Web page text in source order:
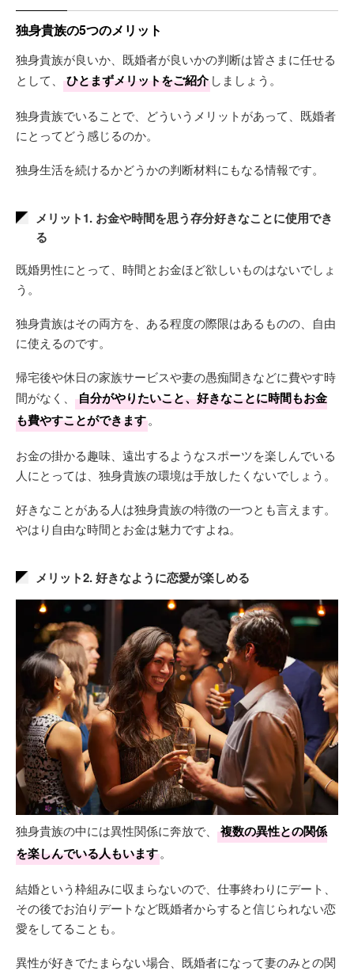
独身貴族の5つのメリット
独身貴族が良いか、既婚者が良いかの判断は皆さまに任せる
として、
ひとまずメリットをご紹介 しましょう。
独身貴族でいることで、どういうメリットがあって、既婚者
にとってどう感じるのか。
独身生活を続けるかどうかの判断材料にもなる情報です。
メリット1. お金や時間を思う存分好きなことに使用でき
る
既婚男性にとって、時間とお金ほど欲しいものはないでしょ
う。
独身貴族はその両方を、ある程度の際限はあるものの、自由
に使えるのです。
帰宅後や休日の家族サービスや妻の愚痴聞きなどに費やす時
間がなく、
自分がやりたいこと、好きなことに時間もお金
も費やすことができます。
お金の掛かる趣味、遠出するようなスポーツを楽しんでいる
人にとっては、独身貴族の環境は手放したくないでしょう。
好きなことがある人は独身貴族の特徴の一つとも言えます。
やはり自由な時間とお金は魅力ですよね。
メリット2. 好きなように恋愛が楽しめる
独身貴族の中には異性関係に奔放で、
複数の異性との関係
を楽しんでいる人もいます。
結婚という枠組みに収まらないので、仕事終わりにデート、
その後でお泊りデートなど既婚者からすると信じられない恋
愛をしてることも。
異性が好きでたまらない場合、既婚者になって妻のみとの関